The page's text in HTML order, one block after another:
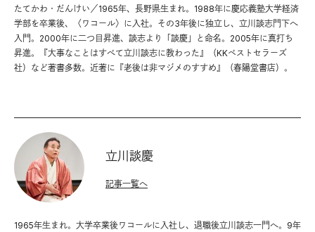
たてかわ・だんけい／1965年、長野県生まれ。1988年に慶応義塾大学経済
学部を卒業後、〈ワコール〉に入社。その3年後に独立し、立川談志門下へ
入門。2000年に二つ目昇進、談志より「談慶」と命名。2005年に真打ち
昇進。『大事なことはすべて立川談志に教わった』（KKベストセラーズ
社）など著書多数。近著に『老後は非マジメのすすめ』（春陽堂書店）。
立川談慶
1965年生まれ。大学卒業後ワコールに入社し、退職後立川談志一門へ。9年
記事一覧へ